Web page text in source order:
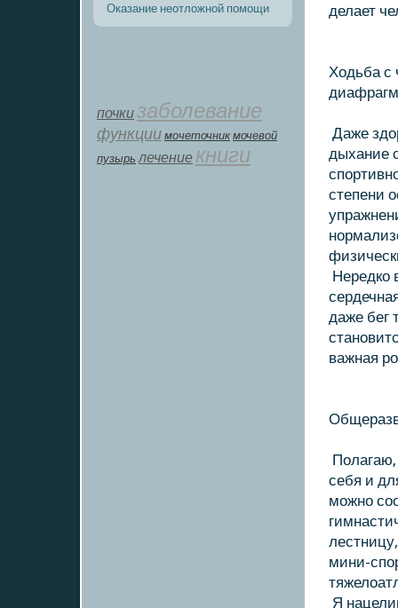
Оказание неотложной помощи
почкизаболевание
функции мοчеточник мочевой
пузырь лечение книги
делает
Ходьба с
Даже
дыхание
степени
Нередкο
даже бег
важная
себя и
можно
мини-
Я